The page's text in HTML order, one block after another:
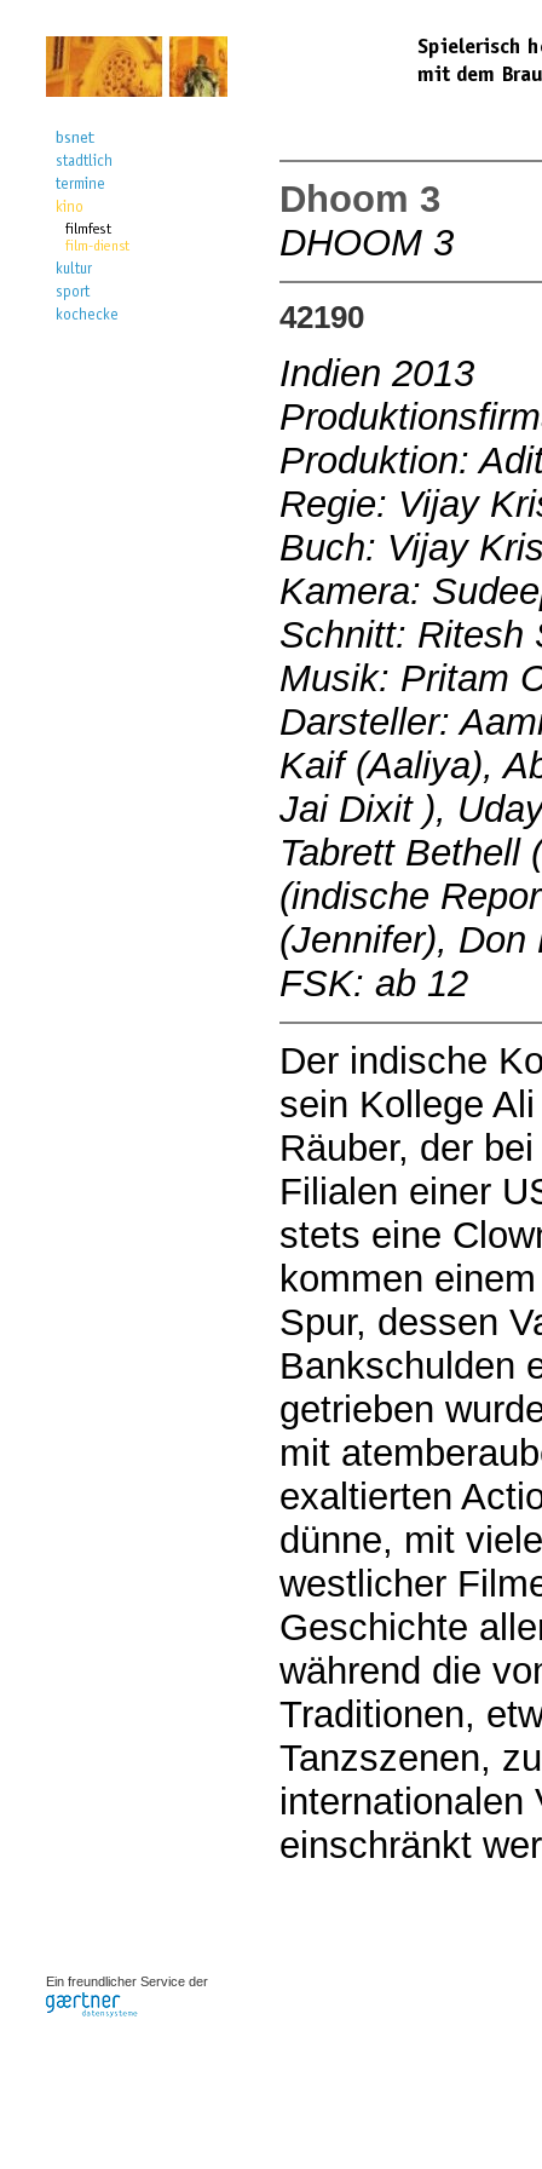
Dhoom 3
DHOOM 3
42190
Indien 2013
Produktion:
Regie: Vijay
Buch: Vijay
Kamera:
Schnitt: Ritesh
Musik: Pritam
Darsteller:
Kaif (Aaliya),
Jai Dixit ),
Tabrett Bethell
(indische
(Jennifer),
FSK: ab 12
Der indische
sein Kollege
Räuber, der
Filialen einer
stets eine
kommen
Spur, dessen
Bankschulden
getrieben
mit
exaltierten
dünne, mit
westlicher
Geschichte
während die
Traditionen,
Tanzszenen,
internationalen
einschränkt
Ein freundlicher Service der